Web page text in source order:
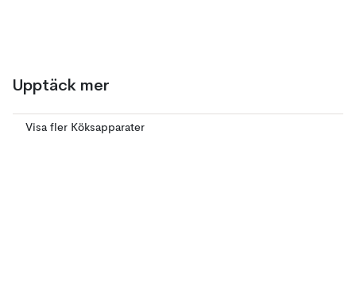
Upptäck mer
Visa fler Köksapparater